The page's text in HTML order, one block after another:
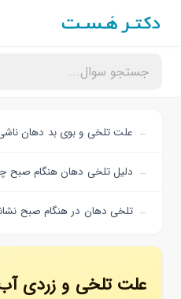
علت تلخی و بوی بد دهان
دلیل تلخی دهان هنگام صبح
تلخی دهان در هنگام صبح
علت تلخی و زردی